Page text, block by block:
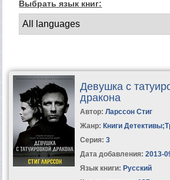
Выбрать язык книг:
Девушка с
дракона
Автор: Ларссон Стиг
Жанр: Книги Детективы;
Серия: 3
Дата добавления: 2013-
Язык книги: Русский